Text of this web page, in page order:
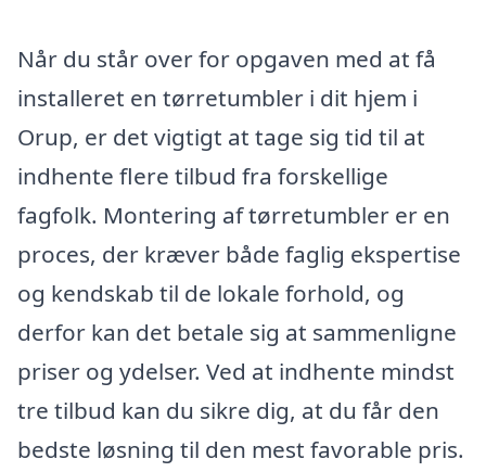
Når du står over for opgaven med at få
installeret en tørretumbler i dit hjem i
Orup, er det vigtigt at tage sig tid til at
indhente flere tilbud fra forskellige
fagfolk. Montering af tørretumbler er en
proces, der kræver både faglig ekspertise
og kendskab til de lokale forhold, og
derfor kan det betale sig at sammenligne
priser og ydelser. Ved at indhente mindst
tre tilbud kan du sikre dig, at du får den
bedste løsning til den mest favorable pris.